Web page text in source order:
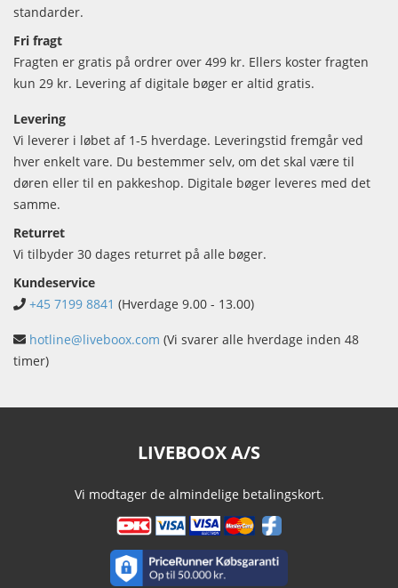
standarder.
Fri fragt
Fragten er gratis på ordrer over 499 kr. Ellers koster fragten
kun 29 kr. Levering af digitale bøger er altid gratis.
Levering
Vi leverer i løbet af 1-5 hverdage. Leveringstid fremgår ved
hver enkelt vare. Du bestemmer selv, om det skal være til
døren eller til en pakkeshop. Digitale bøger leveres med det
samme.
Returret
Vi tilbyder 30 dages returret på alle bøger.
Kundeservice
+45 7199 8841 (Hverdage 9.00 - 13.00)
hotline@liveboox.com (Vi svarer alle hverdage inden 48
timer)
LIVEBOOX A/S
Vi modtager de almindelige betalingskort.